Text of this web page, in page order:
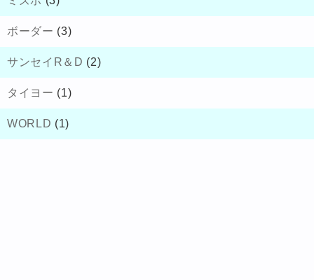
ボーダー (3)
サンセイR＆D (2)
タイヨー (1)
WORLD (1)